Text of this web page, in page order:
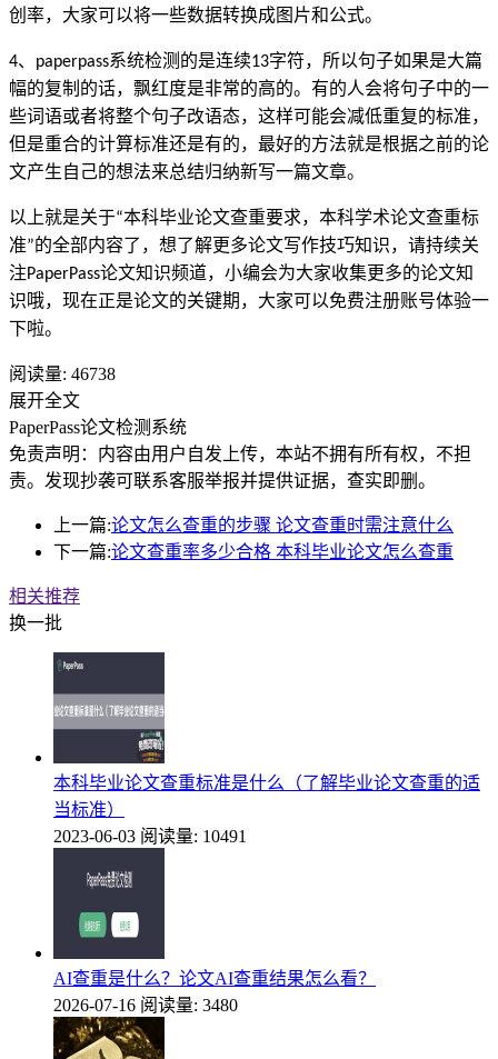
创率，大家可以将一些数据转换成图片和公式。
4、 paperpass系统检测的是连续13字符，所以句子如果是大篇
幅的复制的话，飘红度是非常的高的。有的人会将句子中的一
些词语或者将整个句子改语态，这样可能会减低重复的标准，
但是重合的计算标准还是有的，最好的方法就是根据之前的论
文产生自己的想法来总结归纳新写一篇文章。
以上就是关于“本科毕业论文查重要求，本科学术论文查重标
准”的全部内容了，想了解更多论文写作技巧知识，请持续关
注PaperPass论文知识频道，小编会为大家收集更多的论文知
识哦，现在正是论文的关键期，大家可以免费注册账号体验一
下啦。
阅读量: 46738
展开全文
PaperPass论文检测系统
免责声明：内容由用户自发上传，本站不拥有所有权，不担
责。发现抄袭可联系客服举报并提供证据，查实即删。
上一篇:论文怎么查重的步骤 论文查重时需注意什么
下一篇:论文查重率多少合格 本科毕业论文怎么查重
相关推荐
换一批
本科毕业论文查重标准是什么（了解毕业论文查重的适
当标准）
2023-06-03 阅读量: 10491
AI查重是什么？论文AI查重结果怎么看？
2026-07-16 阅读量: 3480